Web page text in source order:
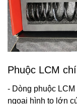
Phuộc LCM
- Dòng phuộc
ngoại hình to lớn